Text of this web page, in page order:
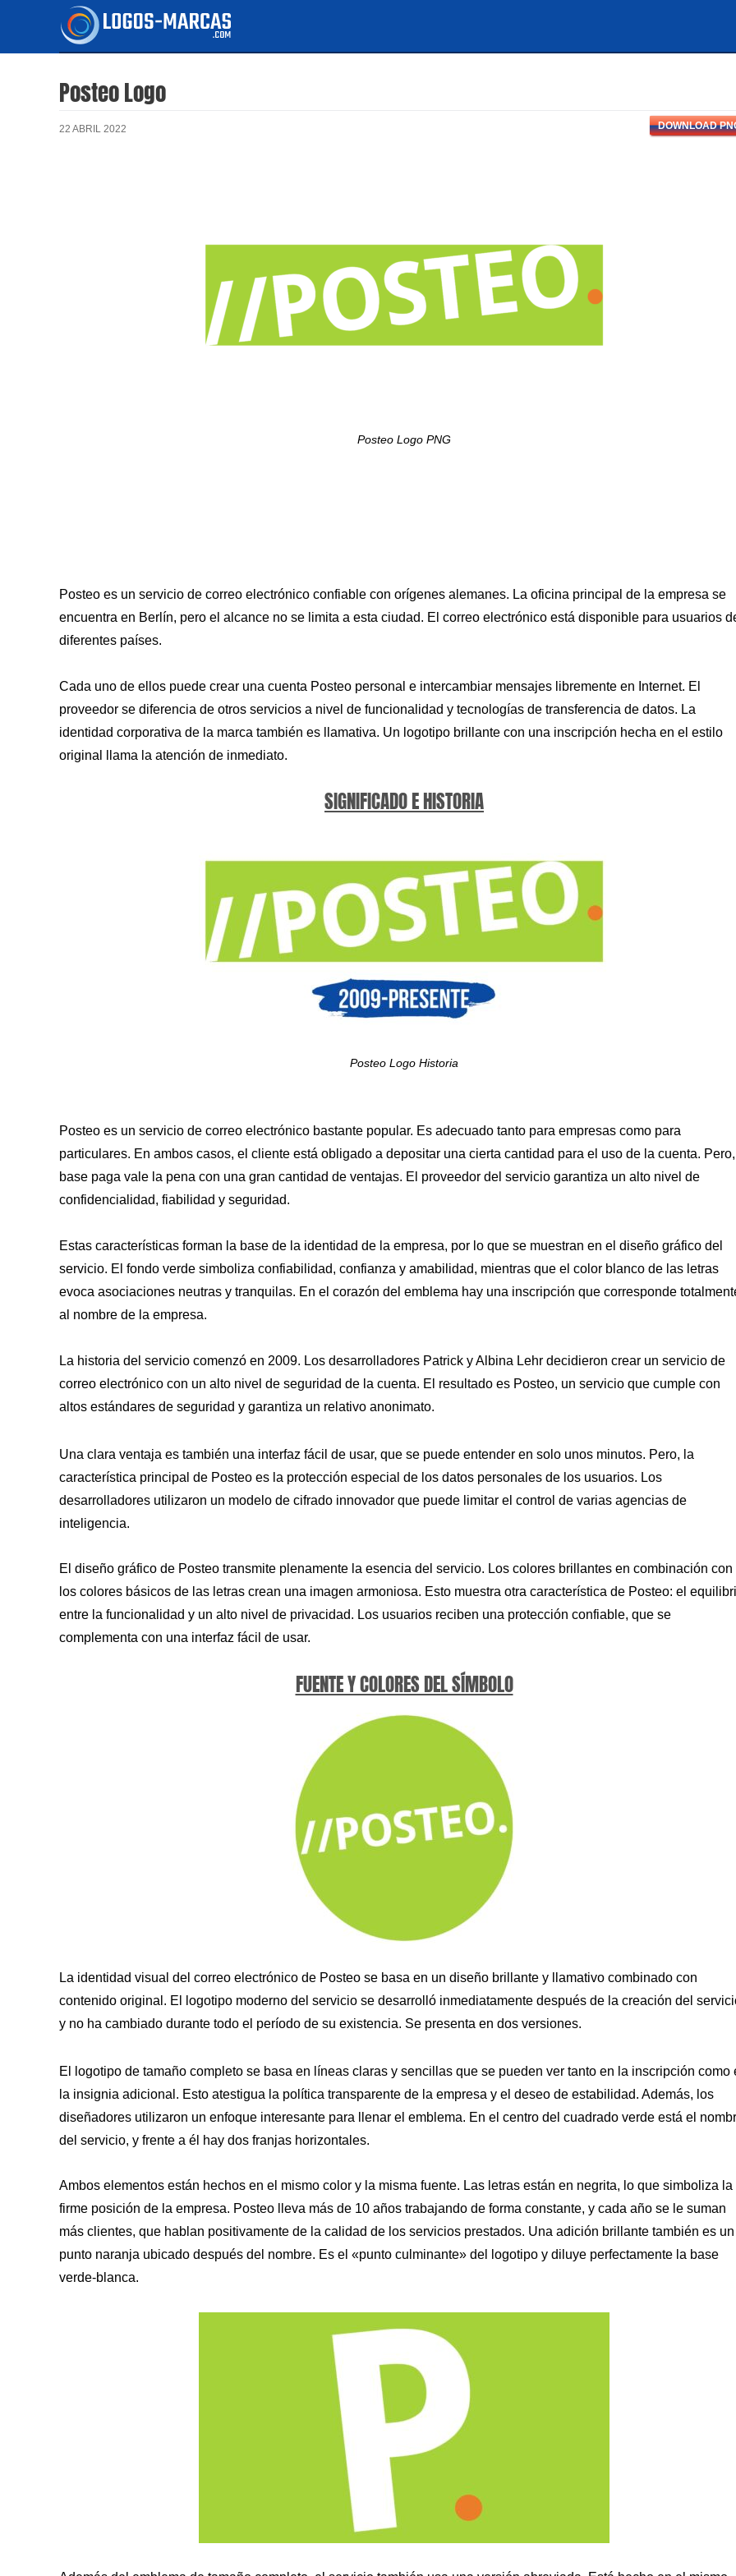
contenido
Posteo Logo
22 ABRIL 2022 DOWNLOAD
Posteo Logo PNG
Posteo es un servicio de correo electrónico confiable con orígenes alemanes. La oficina principal de la empresa se
encuentra en Berlín, pero el alcance no se limita a esta ciudad. El correo electrónico está disponible para usuarios
diferentes países.
Cada uno de ellos puede crear una cuenta Posteo personal e intercambiar mensajes libremente en Internet. El
proveedor se diferencia de otros servicios a nivel de funcionalidad y tecnologías de transferencia de datos. La
identidad corporativa de la marca también es llamativa. Un logotipo brillante con una inscripción hecha en el estilo
original llama la atención de inmediato.
SIGNIFICADO E HISTORIA
Posteo Logo Historia
Posteo es un servicio de correo electrónico bastante popular. Es adecuado tanto para empresas como para
particulares. En ambos casos, el cliente está obligado a depositar una cierta cantidad para el uso de la cuenta.
base paga vale la pena con una gran cantidad de ventajas. El proveedor del servicio garantiza un alto nivel de
confidencialidad, fiabilidad y seguridad.
Estas características forman la base de la identidad de la empresa, por lo que se muestran en el diseño gráfico del
servicio. El fondo verde simboliza confiabilidad, confianza y amabilidad, mientras que el color blanco de las letras
evoca asociaciones neutras y tranquilas. En el corazón del emblema hay una inscripción que corresponde
al nombre de la empresa.
La historia del servicio comenzó en 2009. Los desarrolladores Patrick y Albina Lehr decidieron crear un servicio de
correo electrónico con un alto nivel de seguridad de la cuenta. El resultado es Posteo, un servicio que cumple con
altos estándares de seguridad y garantiza un relativo anonimato.
Una clara ventaja es también una interfaz fácil de usar, que se puede entender en solo unos minutos. Pero, la
característica principal de Posteo es la protección especial de los datos personales de los usuarios. Los
desarrolladores utilizaron un modelo de cifrado innovador que puede limitar el control de varias agencias de
inteligencia.
El diseño gráfico de Posteo transmite plenamente la esencia del servicio. Los colores brillantes en combinación con
los colores básicos de las letras crean una imagen armoniosa. Esto muestra otra característica de Posteo: el
entre la funcionalidad y un alto nivel de privacidad. Los usuarios reciben una protección confiable, que se
complementa con una interfaz fácil de usar.
FUENTE Y COLORES DEL SÍMBOLO
La identidad visual del correo electrónico de Posteo se basa en un diseño brillante y llamativo combinado con
contenido original. El logotipo moderno del servicio se desarrolló inmediatamente después de la creación del
y no ha cambiado durante todo el período de su existencia. Se presenta en dos versiones.
El logotipo de tamaño completo se basa en líneas claras y sencillas que se pueden ver tanto en la inscripción como
la insignia adicional. Esto atestigua la política transparente de la empresa y el deseo de estabilidad. Además, los
diseñadores utilizaron un enfoque interesante para llenar el emblema. En el centro del cuadrado verde está el
del servicio, y frente a él hay dos franjas horizontales.
Ambos elementos están hechos en el mismo color y la misma fuente. Las letras están en negrita, lo que simboliza la
firme posición de la empresa. Posteo lleva más de 10 años trabajando de forma constante, y cada año se le suman
más clientes, que hablan positivamente de la calidad de los servicios prestados. Una adición brillante también es un
punto naranja ubicado después del nombre. Es el «punto culminante» del logotipo y diluye perfectamente la base
verde-blanca.